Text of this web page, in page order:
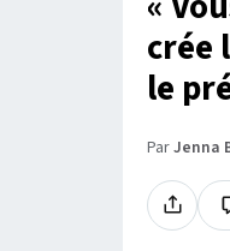
crée
le
ParJenna